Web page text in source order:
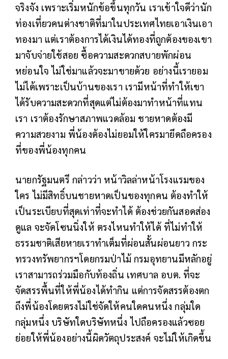
จริงจัง เพราะเริ่มหนักข้อขึ้นทุกวัน เราเข้าใจดีว่านัก
ท่องเที่ยวคนต่างชาติที่มาในประเทศไทยเอาเงินเอา
ทองมา แต่เราต้องการได้เงินได้ทองที่ถูกต้องของเขา
มาจับจ่ายใช้สอย ซื้อความสะดวกสบายพักผ่อน
หย่อนใจ ไม่ใช่มาแล้วจะมาขายด้วย อย่างนี้เรายอม
ไม่ได้เพราะเป็นบ้านของเรา เรามีหน้าที่ทำให้เขา
ได้รับความสะดวกที่สุดแต่ไม่ต้องมาทำหน้าที่แทน
เรา เราต้องรักษาสภาพแวดล้อม ชายหาดต้องมี
ความสวยงาม พี่น้องต้องไม่ยอมให้ใครมายึดถือครอง
ที่ของพี่น้องทุกคน
นายกรัฐมนตรี กล่าวว่า หน้าวิลล่าหน้าโรงแรมของ
ใคร ไม่มีสิทธิ์บนชายหาดเป็นของทุกคน ต้องทำให้
เป็นระเบียบที่สุดเท่าที่จะทำได้ ต้องช่วยกันสอดส่อง
ดูแล จะจัดโซนนิ่งให้ ตรงไหนทำให้ได้ ที่ไม่ทำให้
ธรรมชาติเสียหายเราทำเต็มที่ผ่อนสั้นผ่อนยาว กระ
ทรวงทรัพยากรฯโดยกรมป่าไม้ กรมอุทยานมีหลักอยู่
เราสามารถร่วมมือกับท้องถิ่น เทศบาล อบต. ที่จะ
จัดสรรพื้นที่ให้พี่น้องได้ทำกิน แต่การจัดสรรต้องตก
ถึงพี่น้องโดยตรงไม่ใช่จัดให้คนใดคนหนึ่ง กลุ่มใด
กลุ่มหนึ่ง บริษัทใดบริษัทหนึ่ง ไปถือครองแล้วซอย
ย่อยให้พี่น้องอย่างนี้ผิดวัตถุประสงค์ จะไม่ให้เกิดขึ้น